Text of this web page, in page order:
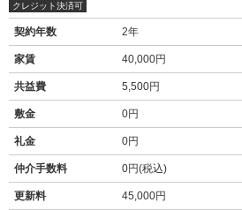
クレジット決済可
契約年数 2年
家賃 40,000円
共益費 5,500円
敷金 0円
礼金 0円
仲介手数料 0円(税込)
更新料 45,000円